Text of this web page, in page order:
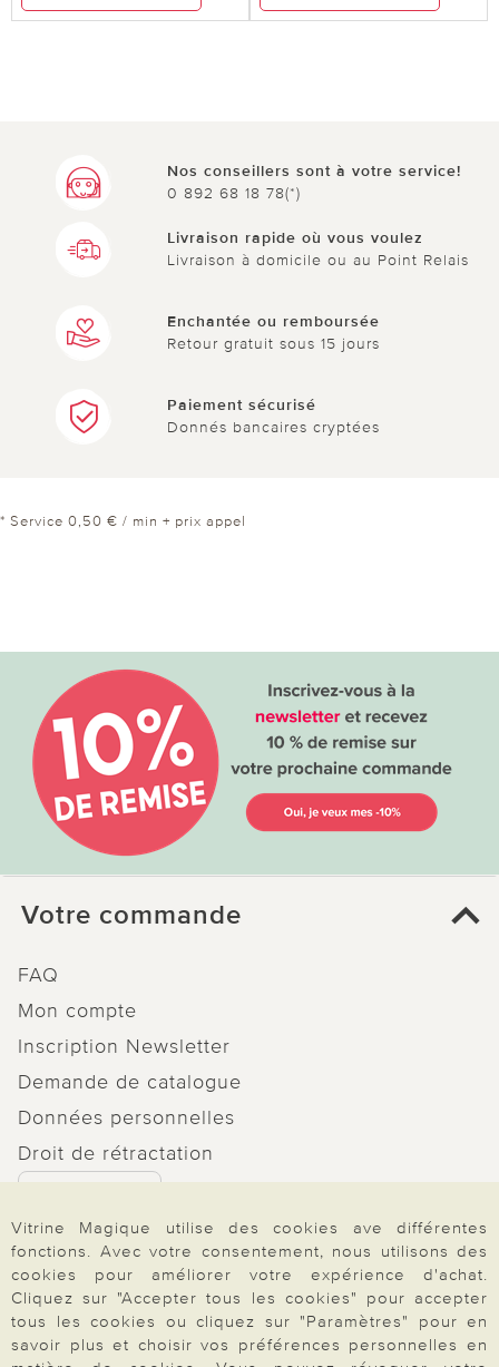
Nos conseillers sont à votre service!
0 892 68 18 78(*)
Livraison rapide où vous voulez
Livraison à domicile ou au Point Relais
Enchantée ou remboursée
Retour gratuit sous 15 jours
Paiement sécurisé
Donnés bancaires cryptées
* Service 0,50 € / min + prix appel
Votre commande
FAQ
Mon compte
Inscription Newsletter
Demande de catalogue
Données personnelles
Droit de rétractation
Paiement & Livraison
Vitrine Magique utilise des cookies ave différentes
fonctions. Avec votre consentement, nous utilisons des
cookies pour améliorer votre expérience d'achat.
Cliquez sur "Accepter tous les cookies" pour accepter
tous les cookies ou cliquez sur "Paramètres" pour en
savoir plus et choisir vos préférences personnelles en